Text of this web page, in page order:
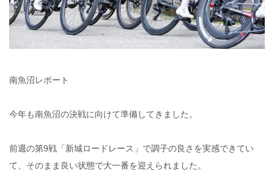
南魚沼レポート
今年も南魚沼の決戦に向けて準備してきました。
前週の第9戦「新城ロードレース」で調子の良さを実感できてい
て、そのまま良い状態で大一番を迎えられました。